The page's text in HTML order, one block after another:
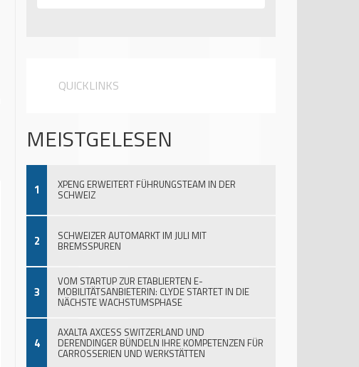
QUICKLINKS
MEISTGELESEN
1 XPENG ERWEITERT FÜHRUNGSTEAM IN DER
SCHWEIZ
2 SCHWEIZER AUTOMARKT IM JULI MIT
BREMSSPUREN
3
VOM STARTUP ZUR ETABLIERTEN E-
MOBILITÄTSANBIETERIN: CLYDE STARTET IN DIE
NÄCHSTE WACHSTUMSPHASE
4
AXALTA AXCESS SWITZERLAND UND
DERENDINGER BÜNDELN IHRE KOMPETENZEN FÜR
CARROSSERIEN UND WERKSTÄTTEN